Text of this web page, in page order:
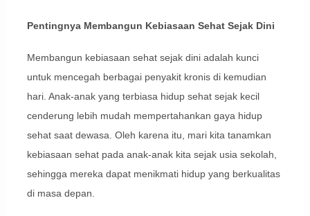
Pentingnya Membangun Kebiasaan Sehat Sejak Dini
Membangun kebiasaan sehat sejak dini adalah kunci
untuk mencegah berbagai penyakit kronis di kemudian
hari. Anak-anak yang terbiasa hidup sehat sejak kecil
cenderung lebih mudah mempertahankan gaya hidup
sehat saat dewasa. Oleh karena itu, mari kita tanamkan
kebiasaan sehat pada anak-anak kita sejak usia sekolah,
sehingga mereka dapat menikmati hidup yang berkualitas
di masa depan.